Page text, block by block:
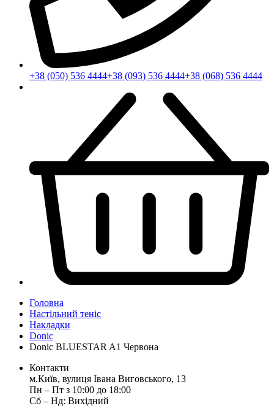
+38 (050) 536 4444+38 (093) 536 4444+38 (068) 536 4444
Головна
Настільний теніс
Накладки
Donic
Donic BLUESTAR A1 Червона
Контакти
м.Київ, вулиця Івана Виговського, 13
Пн ‒ Пт з 10:00 до 18:00
Сб ‒ Нд: Вихідний